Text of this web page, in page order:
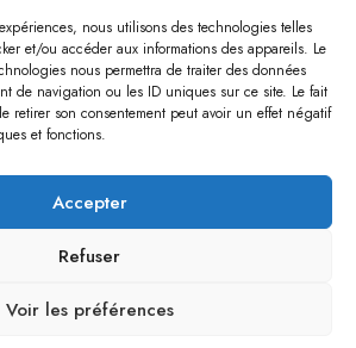
nous utilisons des technologies telles
et/ou accéder aux informations des appareils. Le
nous permettra de traiter des données
de navigation ou les ID uniques sur ce site. Le fait
retirer son consentement peut avoir un effet négatif
et fonctions.
Accepter
Refuser
Voir les préférences